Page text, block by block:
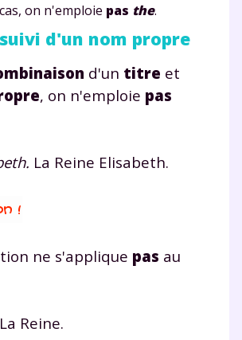
on n'emploie pas the.
d'un nom propre
d'un titre et
, on n'emploie pas
La Reine Elisabeth.
ne s'applique pas au
La Reine.